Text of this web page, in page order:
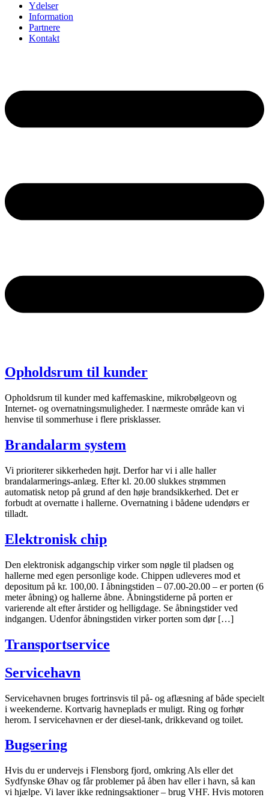
Ydelser
Information
Partnere
Kontakt
Opholdsrum til kunder
Opholdsrum til kunder med kaffemaskine, mikrobølgeovn og
Internet- og overnatningsmuligheder. I nærmeste område kan vi
henvise til sommerhuse i flere prisklasser.
Brandalarm system
Vi prioriterer sikkerheden højt. Derfor har vi i alle haller
brandalarmerings-anlæg. Efter kl. 20.00 slukkes strømmen
automatisk netop på grund af den høje brandsikkerhed. Det er
forbudt at overnatte i hallerne. Overnatning i bådene udendørs er
tilladt.
Elektronisk chip
Den elektronisk adgangschip virker som nøgle til pladsen og
hallerne med egen personlige kode. Chippen udleveres mod et
depositum på kr. 100,00. I åbningstiden – 07.00-20.00 – er porten (6
meter åbning) og hallerne åbne. Åbningstiderne på porten er
varierende alt efter årstider og helligdage. Se åbningstider ved
indgangen. Udenfor åbningstiden virker porten som dør […]
Transportservice
Servicehavn
Servicehavnen bruges fortrinsvis til på- og aflæsning af både specielt
i weekenderne. Kortvarig havneplads er muligt. Ring og forhør
herom. I servicehavnen er der diesel-tank, drikkevand og toilet.
Bugsering
Hvis du er undervejs i Flensborg fjord, omkring Als eller det
Sydfynske Øhav og får problemer på åben hav eller i havn, så kan
vi hjælpe. Vi laver ikke redningsaktioner – brug VHF. Hvis motoren